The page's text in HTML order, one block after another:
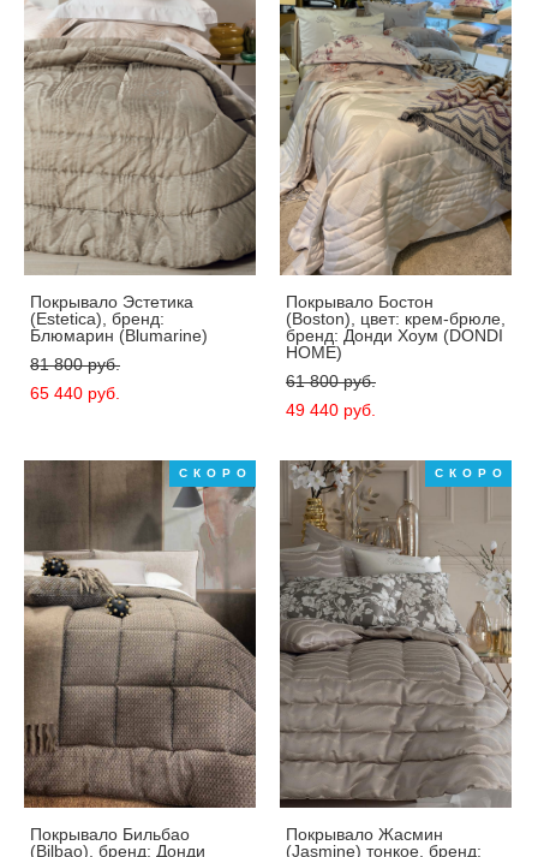
Покрывало Эстетика
(Estetica), бренд:
Блюмарин (Blumarine)
81 800 pуб.
65 440 pуб.
Покрывало Бостон
(Boston), цвет: крем-брюле,
бренд: Донди Хоум (DONDI
HOME)
61 800 pуб.
49 440 pуб.
СКОРО
Покрывало Бильбао
(Bilbao), бренд: Донди
СКОРО
Покрывало Жасмин
(Jasmine) тонкое, бренд: